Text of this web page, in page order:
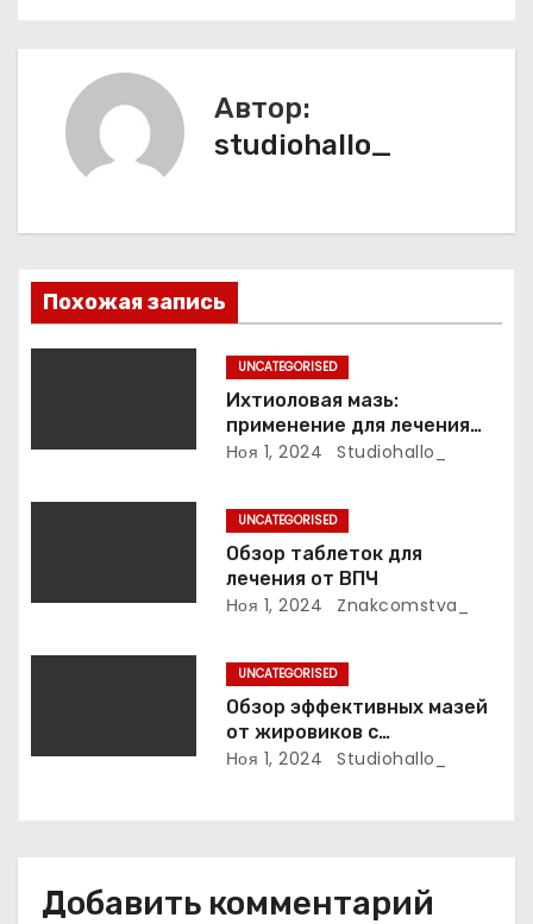
о
з
а
Автор:
studiohallo_
Похожая запись
UNCATEGORISED
Ихтиоловая мазь:
применение для лечения
фурункулов
Ноя 1, 2024 Studiohallo_
UNCATEGORISED
Обзор таблеток для
лечения от ВПЧ
Ноя 1, 2024 Znakcomstva_
UNCATEGORISED
Обзор эффективных мазей
от жировиков с
рассасывающим эффектом
Ноя 1, 2024 Studiohallo_
Добавить комментарий